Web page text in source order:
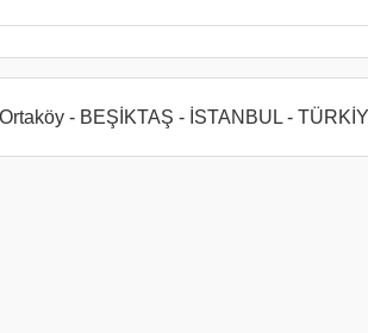
Ortaköy - BEŞİKTAŞ - İSTANBUL -